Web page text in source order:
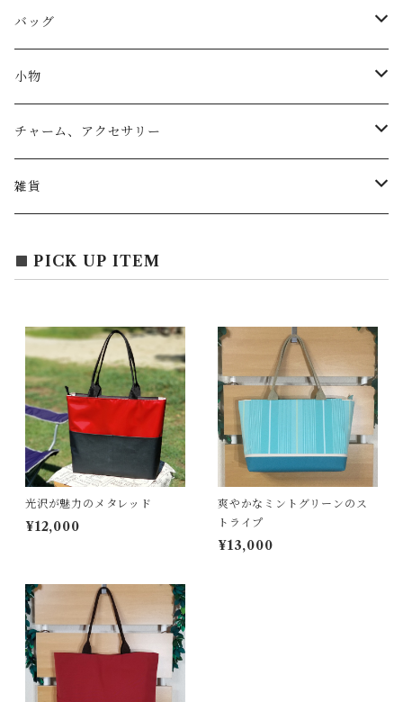
バッグ
トートバッグ
リュック
ショルダー
２wayバッグ
バッグインバッグ
ポーチバッグ
ボディバッグ
小物
小物入れ
チャーム、アクセサリー
バッグチャーム
雑貨
ガーランド
キーホルダー
ペンケース
クリスマスツリー
PICK UP ITEM
光沢が魅力のメタレッド
¥12,000
爽やかなミントグリーンのス
トライプ
¥13,000